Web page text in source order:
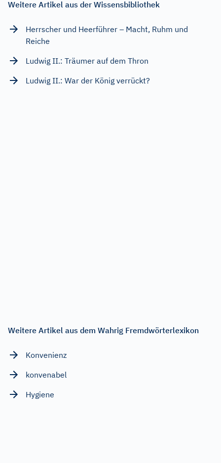
Weitere Artikel aus der Wissensbibliothek
Herrscher und Heerführer – Macht, Ruhm und
Reiche
Ludwig II.: Träumer auf dem Thron
Ludwig II.: War der König verrückt?
Weitere Artikel aus dem Wahrig Fremdwörterlexikon
Konvenienz
konvenabel
Hygiene